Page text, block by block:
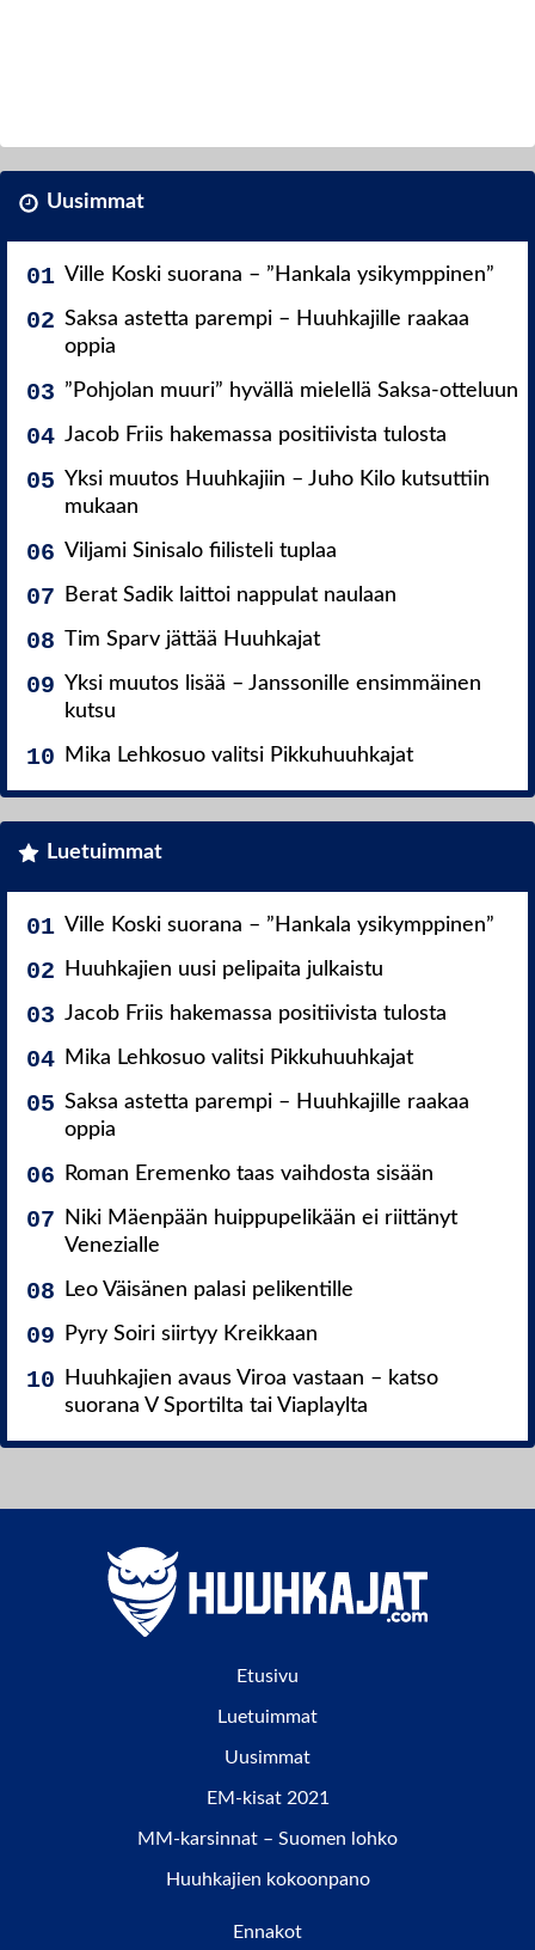
Uusimmat
Ville Koski suorana – ”Hankala ysikymppinen”
Saksa astetta parempi – Huuhkajille raakaa
oppia
”Pohjolan muuri” hyvällä mielellä Saksa-otteluun
Jacob Friis hakemassa positiivista tulosta
Yksi muutos Huuhkajiin – Juho Kilo kutsuttiin
mukaan
Viljami Sinisalo fiilisteli tuplaa
Berat Sadik laittoi nappulat naulaan
Tim Sparv jättää Huuhkajat
Yksi muutos lisää – Janssonille ensimmäinen
kutsu
Mika Lehkosuo valitsi Pikkuhuuhkajat
Luetuimmat
Ville Koski suorana – ”Hankala ysikymppinen”
Huuhkajien uusi pelipaita julkaistu
Jacob Friis hakemassa positiivista tulosta
Mika Lehkosuo valitsi Pikkuhuuhkajat
Saksa astetta parempi – Huuhkajille raakaa
oppia
Roman Eremenko taas vaihdosta sisään
Niki Mäenpään huippupelikään ei riittänyt
Venezialle
Leo Väisänen palasi pelikentille
Pyry Soiri siirtyy Kreikkaan
Huuhkajien avaus Viroa vastaan – katso
suorana V Sportilta tai Viaplaylta
Etusivu
Luetuimmat
Uusimmat
EM-kisat 2021
MM-karsinnat – Suomen lohko
Huuhkajien kokoonpano
Ennakot